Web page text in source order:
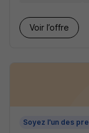
Voir l’offre
Soyez l'un des